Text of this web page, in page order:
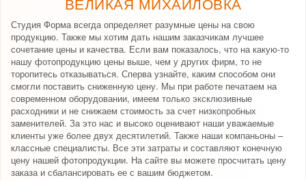
Студия Форма всегда определяет разумные цены на свою
продукцию. Также мы хотим дать нашим заказчикам лучшее
сочетание цены и качества. Если вам показалось, что на какую-то
нашу фотопродукцию цены выше, чем у других фирм, то не
торопитесь отказываться. Сперва узнайте, каким способом они
смогли поставить сниженную цену. Мы при работе печатаем на
современном оборудовании, имеем только эксклюзивные
расходники и не снижаем стоимость за счет низкопробных
заменителей. За это нас и высоко оценивают наши уважаемые
клиенты уже более двух десятилетий. Также наши компаньоны –
классные специалисты. Все эти затраты и составляют конечную
цену нашей фотопродукции. На сайте вы можете просчитать цену
заказа и сбалансировать ее с вашим бюджетом.